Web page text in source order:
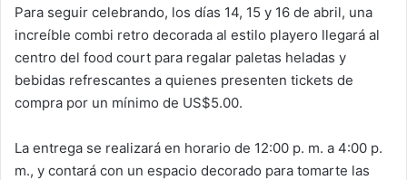
Para seguir celebrando, los días 14, 15 y 16 de abril, una
increíble combi retro decorada al estilo playero llegará al
centro del food court para regalar paletas heladas y
bebidas refrescantes a quienes presenten tickets de
compra por un mínimo de US$5.00.
La entrega se realizará en horario de 12:00 p. m. a 4:00 p.
m., y contará con un espacio decorado para tomarte las